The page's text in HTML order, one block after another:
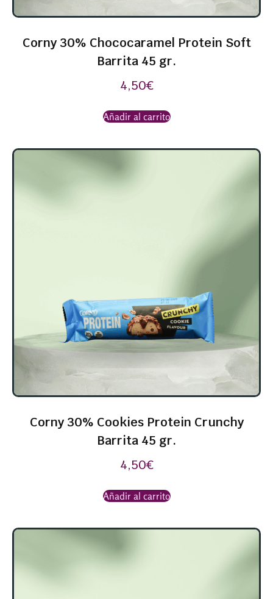
Corny 30% Chococaramel Protein Soft
Barrita 45 gr.
4,50€
Añadir al carrito
Corny 30% Cookies Protein Crunchy
Barrita 45 gr.
4,50€
Añadir al carrito